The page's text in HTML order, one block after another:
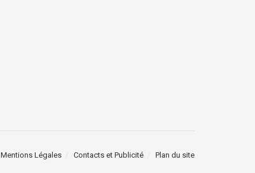
Mentions Légales Contacts et Publicité Plan du site